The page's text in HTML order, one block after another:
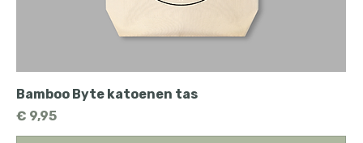
Bamboo Byte katoenen tas
Prijs
€ 9,95